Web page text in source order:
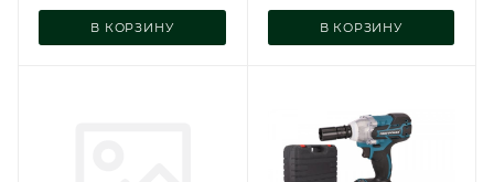
В КОРЗИНУ В КОРЗИНУ